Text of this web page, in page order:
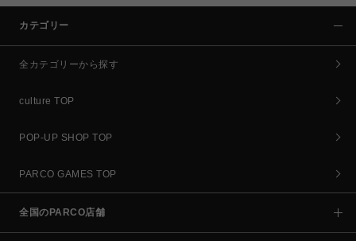
カテゴリー
全カテゴリーから探す
culture TOP
POP-UP SHOP TOP
PARCO GAMES TOP
全国のPARCO店舗